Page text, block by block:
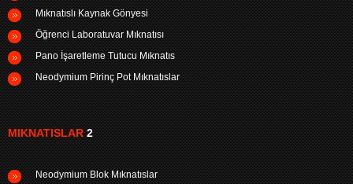
Mıknatıslı Kaynak Gönyesi
Öğrenci Laboratuvar Mıknatısı
Pano İşaretleme Tutucu Mıknatıs
Neodymium Pirinç Pot Mıknatıslar
MIKNATISLAR2
Neodymium Blok Mıknatıslar